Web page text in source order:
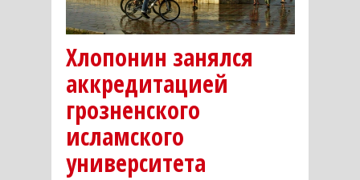
Хлопонин занялся
аккредитацией
грозненского
исламского
университета